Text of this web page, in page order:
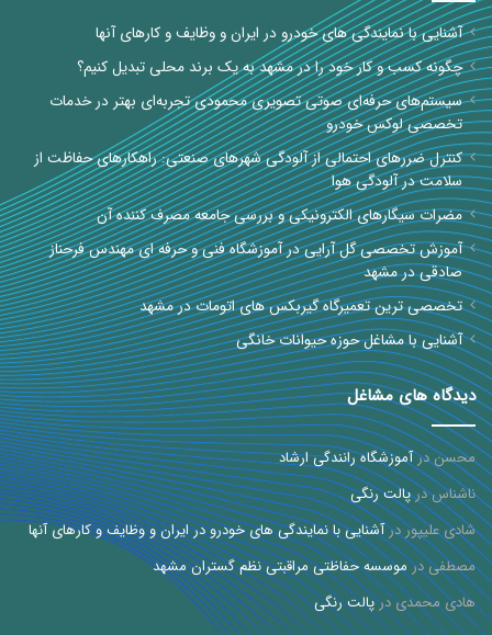
آشنایی با نمایندگی های خودرو در ایران و وظایف و کارهای آنها
چگونه کسب و کار خود را در مشهد به یک برند محلی تبدیل کنیم؟
سیستم‌های حرفه‌ای صوتی تصویری محمودی تجربه‌ای بهتر در خدمات
تخصصی لوکس خودرو
کنترل ضررهای احتمالی از آلودگی شهرهای صنعتی: راهکارهای حفاظت از
سلامت در آلودگی هوا
مضرات سیگارهای الکترونیکی و بررسی جامعه مصرف کننده آن
آموزش تخصصی گل آرایی در آموزشگاه فنی و حرفه ای مهندس فرحناز
صادقی در مشهد
تخصصی ترین تعمیرگاه گیربکس های اتومات در مشهد
آشنایی با مشاغل حوزه حیوانات خانگی
دیدگاه های مشاغل
محسندرآموزشگاه رانندگی ارشاد
ناشناسدرپالت رنگی
شادی علیپوردرآشنایی با نمایندگی های خودرو در ایران و وظایف و کارهای آنها
مصطفیدرموسسه حفاظتی مراقبتی نظم گستران مشهد
هادی محمدیدرپالت رنگی